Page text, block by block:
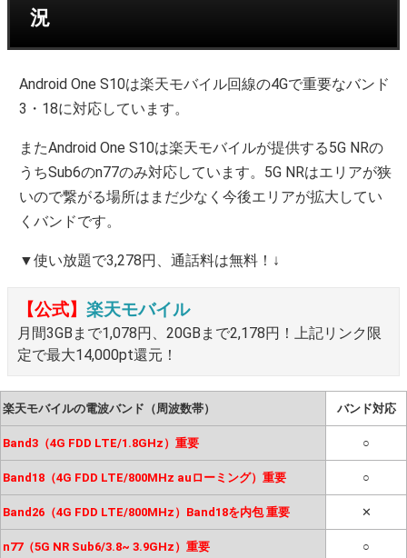
況
Android One S10は楽天モバイル回線の4Gで重要なバンド
3・18に対応しています。
またAndroid One S10は楽天モバイルが提供する5G NRの
うちSub6のn77のみ対応しています。5G NRはエリアが狭
いので繋がる場所はまだ少なく今後エリアが拡大してい
くバンドです。
▼使い放題で3,278円、通話料は無料！↓
【公式】 楽天モバイル
月間3GBまで1,078円、20GBまで2,178円！上記リンク限
定で最大14,000pt還元！
楽天モバイルの電波バンド（周波数帯） バンド対応
Band3（4G FDD LTE/1.8GHz）重要 ○
Band18（4G FDD LTE/800MHz auローミング）重要 ○
Band26（4G FDD LTE/800MHz）Band18を内包 重要 ✕
n77（5G NR Sub6/3.8~ 3.9GHz）重要 ○